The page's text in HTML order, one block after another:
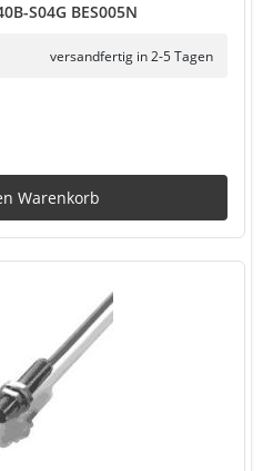
S04G BES005N
versandfertig in 2-5 Tagen
Warenkorb